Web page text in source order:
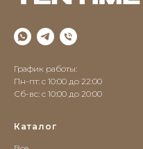
График работы:
Пн-пт: с 10:00 до 22:00
Сб-вс: c 10:00 до 20:00
Каталог